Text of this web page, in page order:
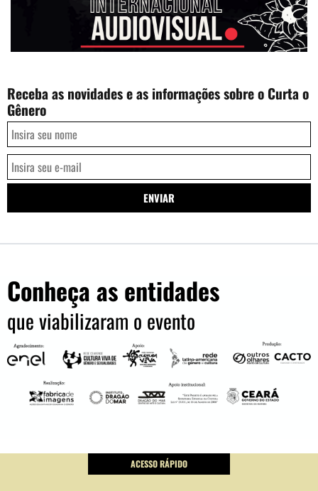
Receba as novidades e as informações sobre o Curta o
Gênero
Conheça as entidades
que viabilizaram o evento
ACESSO RÁPIDO